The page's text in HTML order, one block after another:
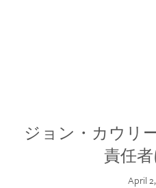
ジョン・カウリ
責任
April